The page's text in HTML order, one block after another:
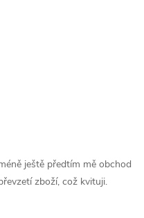
ještě předtím mě obchod
zboží, což kvituji.